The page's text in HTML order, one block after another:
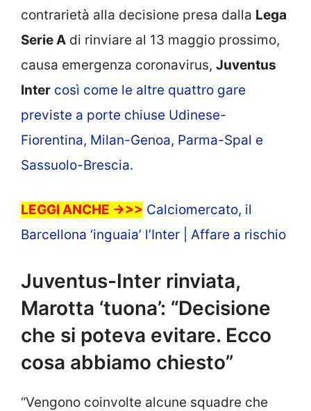
contrarietà alla decisione presa dalla Lega
Serie A di rinviare al 13 maggio prossimo,
causa emergenza coronavirus, Juventus
Inter così come le altre quattro gare
previste a porte chiuse Udinese-
Fiorentina, Milan-Genoa, Parma-Spal e
Sassuolo-Brescia.
LEGGI ANCHE ->>> Calciomercato, il
Barcellona ‘inguaia’ l’Inter | Affare a rischio
Juventus-Inter rinviata,
Marotta ‘tuona’: “Decisione
che si poteva evitare. Ecco
cosa abbiamo chiesto”
“Vengono coinvolte alcune squadre che